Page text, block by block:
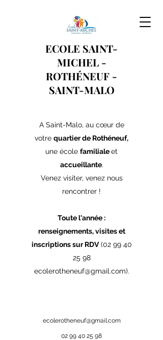
ECOLE SAINT-
MICHEL -
ROTHÉNEUF -
SAINT-MALO
A Saint-Malo, au cœur de
votre quartier de Rothéneuf,
une école familialeet
accueillante.
Venez visiter, venez nous
rencontrer !
Toute l'année :
renseignements, visites et
inscriptions sur RDV (02 99 40
25 98
ecolerotheneuf@gmail.com).
ecolerotheneuf@gmail.com
02 99 40 25 98